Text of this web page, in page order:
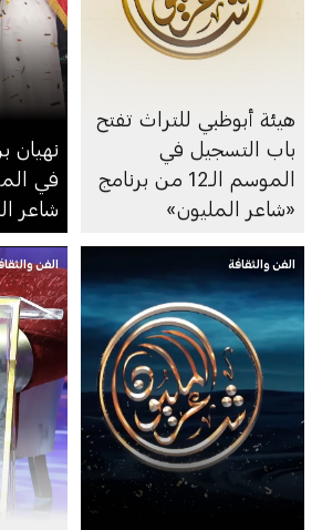
هيئة أبوظبي للتراث تفتح
باب التسجيل في
الموسم الـ12 من برنامج
«شاعر المليون»
نهيان
شاعر
الفن والثقافة الفن